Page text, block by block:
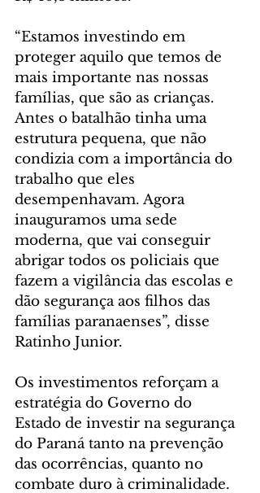
“Estamos investindo em
proteger aquilo que temos de
mais importante nas nossas
famílias, que são as crianças.
Antes o batalhão tinha uma
estrutura pequena, que não
condizia com a importância do
trabalho que eles
desempenhavam. Agora
inauguramos uma sede
moderna, que vai conseguir
abrigar todos os policiais que
fazem a vigilância das escolas e
dão segurança aos filhos das
famílias paranaenses”, disse
Ratinho Junior.
Os investimentos reforçam a
estratégia do Governo do
Estado de investir na segurança
do Paraná tanto na prevenção
das ocorrências, quanto no
combate duro à criminalidade.